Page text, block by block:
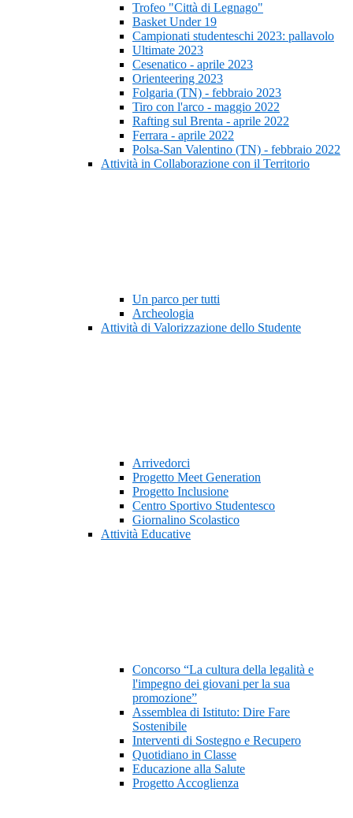
Trofeo "Città di Legnago"
Basket Under 19
Campionati studenteschi 2023: pallavolo
Ultimate 2023
Cesenatico - aprile 2023
Orienteering 2023
Folgaria (TN) - febbraio 2023
Tiro con l'arco - maggio 2022
Rafting sul Brenta - aprile 2022
Ferrara - aprile 2022
Polsa-San Valentino (TN) - febbraio 2022
Attività in Collaborazione con il Territorio
Un parco per tutti
Archeologia
Attività di Valorizzazione dello Studente
Arrivedorci
Progetto Meet Generation
Progetto Inclusione
Centro Sportivo Studentesco
Giornalino Scolastico
Attività Educative
Concorso “La cultura della legalità e
l'impegno dei giovani per la sua
promozione”
Assemblea di Istituto: Dire Fare
Sostenibile
Interventi di Sostegno e Recupero
Quotidiano in Classe
Educazione alla Salute
Progetto Accoglienza